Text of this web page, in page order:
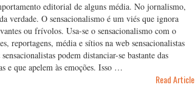
editorial de alguns média. No jornalismo,
verdade. O sensacionalismo é um viés que ignora
ou frívolos. Usa-se o sensacionalismo com o
reportagens, média e sítios na web sensacionalistas
podem distanciar-se bastante das
e que apelem às emoções. Isso …
Read Article